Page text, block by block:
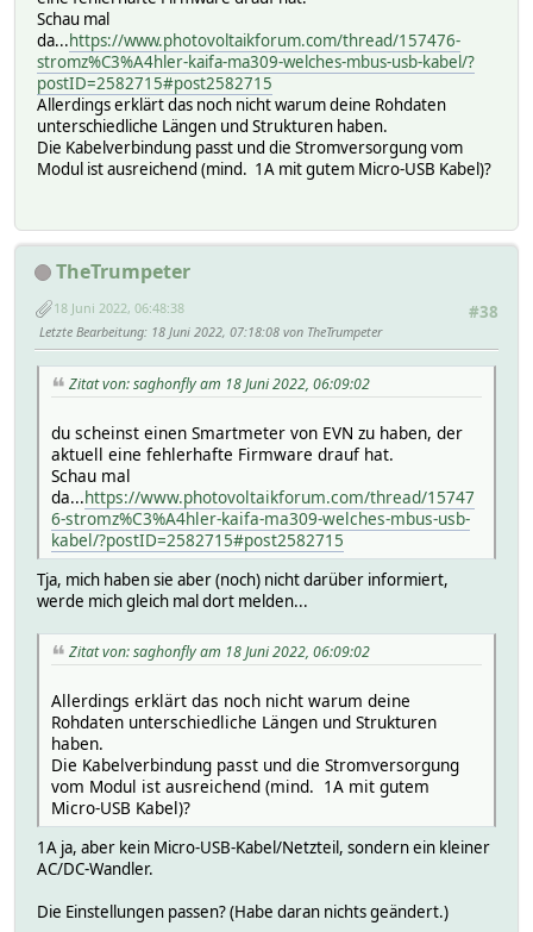
Schau mal
da...https://www.photovoltaikforum.com/thread/157476-
stromz%C3%A4hler-kaifa-ma309-welches-mbus-usb-kabel/?
postID=2582715#post2582715
Allerdings erklärt das noch nicht warum deine Rohdaten
unterschiedliche Längen und Strukturen haben.
Die Kabelverbindung passt und die Stromversorgung vom
Modul ist ausreichend (mind. 1A mit gutem Micro-USB Kabel)?
TheTrumpeter
#38
18 Juni 2022, 06:48:38
Letzte Bearbeitung: 18 Juni 2022, 07:18:08 von TheTrumpeter
Zitat von: saghonfly am 18 Juni 2022, 06:09:02
du scheinst einen Smartmeter von EVN zu haben, der
aktuell eine fehlerhafte Firmware drauf hat.
Schau mal
da...https://www.photovoltaikforum.com/thread/15747
6-stromz%C3%A4hler-kaifa-ma309-welches-mbus-usb-
kabel/?postID=2582715#post2582715
Tja, mich haben sie aber (noch) nicht darüber informiert,
werde mich gleich mal dort melden...
Zitat von: saghonfly am 18 Juni 2022, 06:09:02
Allerdings erklärt das noch nicht warum deine
Rohdaten unterschiedliche Längen und Strukturen
haben.
Die Kabelverbindung passt und die Stromversorgung
vom Modul ist ausreichend (mind. 1A mit gutem
Micro-USB Kabel)?
1A ja, aber kein Micro-USB-Kabel/Netzteil, sondern ein kleiner
AC/DC-Wandler.
Die Einstellungen passen? (Habe daran nichts geändert.)